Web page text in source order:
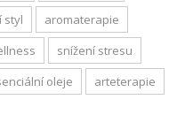
styl
aromaterapie
snížení stresu
oleje arteterapie